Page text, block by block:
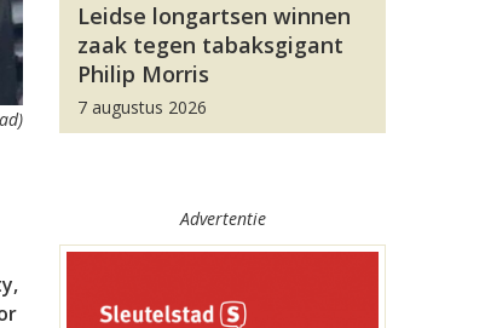
Leidse longartsen winnen
zaak tegen tabaksgigant
Philip Morris
7 augustus 2026
Advertentie